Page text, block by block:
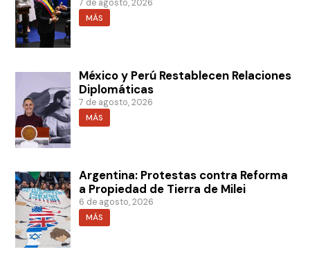
7 de agosto, 2026
MÁS
México y Perú Restablecen Relaciones
Diplomáticas
7 de agosto, 2026
MÁS
Argentina: Protestas contra Reforma
a Propiedad de Tierra de Milei
6 de agosto, 2026
MÁS